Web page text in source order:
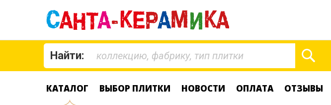
Найти:
КАТАЛОГ ВЫБОР ПЛИТКИ НОВОСТИ ОПЛАТА ОТЗЫВЫ